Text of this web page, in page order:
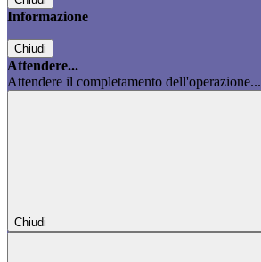
Informazione
Chiudi
Attendere...
Attendere il completamento dell'operazione...
Chiudi